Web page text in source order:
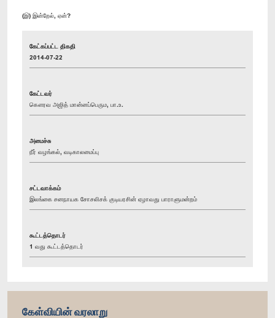
(இ) இன்றேல், ஏன்?
கேட்கப்பட்ட திகதி
2014-07-22
கேட்டவர்
கௌரவ அஜித் மான்னப்பெரும, பா.உ.
அமைச்சு
நீர் வழங்கல், வடிகாலமைப்பு
சட்டவாக்கம்
இலங்கை சனநாயக சோசலிசக் குடியரசின் ஏழாவது பாராளுமன்றம்
கூட்டத்தொடர்
1 வது கூட்டத்தொடர்
கேள்வியின் வரலாறு